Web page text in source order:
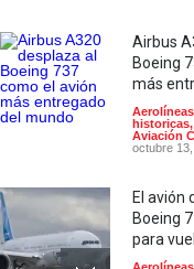
Airbus
Boeing
más
Aerolíneas
historicas,
Aviación
octubre
El avión
Boeing
para